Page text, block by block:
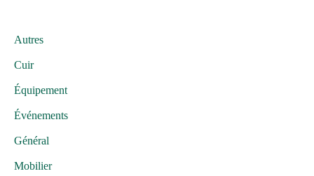
Autres
Cuir
Équipement
Événements
Général
Mobilier